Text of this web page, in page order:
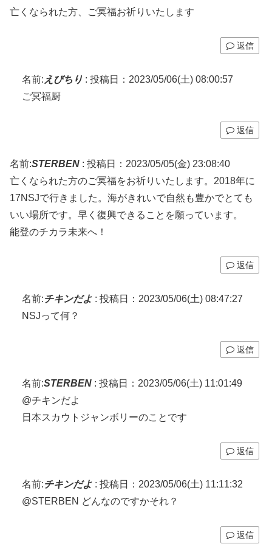
亡くなられた方、ご冥福お祈りいたします
返信
名前: えびちり : 投稿日：2023/05/06(土) 08:00:57
ご冥福厨
返信
名前:STERBEN : 投稿日：2023/05/05(金) 23:08:40
亡くなられた方のご冥福をお祈りいたします。2018年に
17NSJで行きました。海がきれいで自然も豊かでとても
いい場所です。早く復興できることを願っています。
能登のチカラ未来へ！
返信
名前:チキンだよ : 投稿日：2023/05/06(土) 08:47:27
NSJって何？
返信
名前:STERBEN : 投稿日：2023/05/06(土) 11:01:49
@チキンだよ
日本スカウトジャンボリーのことです
返信
名前:チキンだよ : 投稿日：2023/05/06(土) 11:11:32
@STERBEN どんなのですかそれ？
返信